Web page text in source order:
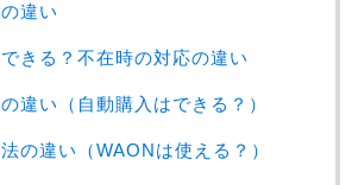
違い
きる？不在時の対応の違い
違い（自動購入はできる？）
の違い（WAONは使える？）